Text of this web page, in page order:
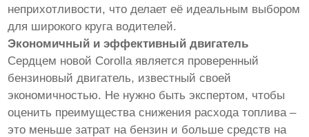
неприхотливости, что делает её идеальным выбором
для широкого круга водителей.
Экономичный и эффективный двигатель
Сердцем новой Corolla является проверенный
бензиновый двигатель, известный своей
экономичностью. Не нужно быть экспертом, чтобы
оценить преимущества снижения расхода топлива –
это меньше затрат на бензин и больше средств на